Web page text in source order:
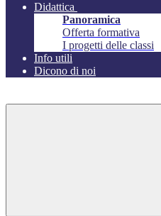
Didattica
Panoramica
Offerta formativa
I progetti delle classi
Info utili
Dicono di noi